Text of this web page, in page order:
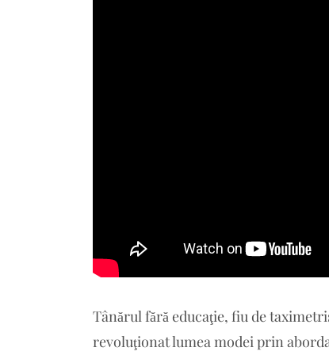
Tânărul fără educaţie, fiu de
revoluţionat lumea modei prin